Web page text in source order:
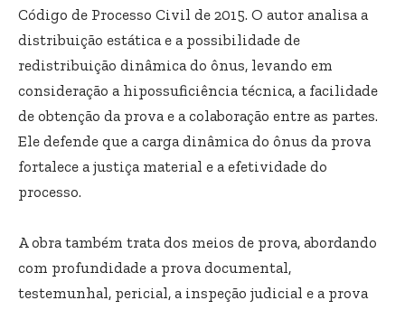
Código de Processo Civil de 2015. O autor analisa a
distribuição estática e a possibilidade de
redistribuição dinâmica do ônus, levando em
consideração a hipossuficiência técnica, a facilidade
de obtenção da prova e a colaboração entre as partes.
Ele defende que a carga dinâmica do ônus da prova
fortalece a justiça material e a efetividade do
processo.
A obra também trata dos meios de prova, abordando
com profundidade a prova documental,
testemunhal, pericial, a inspeção judicial e a prova